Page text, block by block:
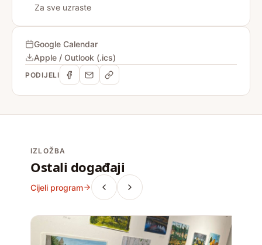
Za sve uzraste
Google Calendar
Apple / Outlook (.ics)
PODIJELI
IZLOŽBA
Ostali događaji
Cijeli program